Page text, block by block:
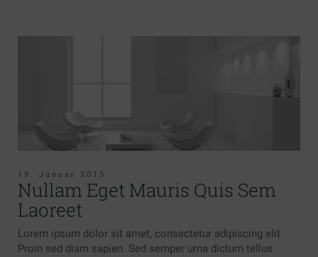
19. Januar 2015
Nullam Eget Mauris Quis Sem
Laoreet
Lorem ipsum dolor sit amet, consectetur adipiscing elit.
Proin sed diam sapien. Sed semper urna dictum tellus